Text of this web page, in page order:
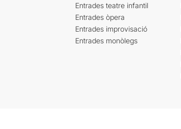
Entrades teatre infantil
Entrades òpera
Entrades improvisació
Entrades monòlegs